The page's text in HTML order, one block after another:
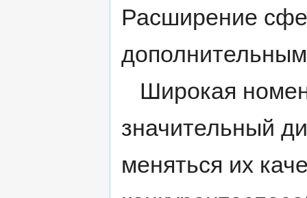
Расширение
Широкая
значительный
меняться их